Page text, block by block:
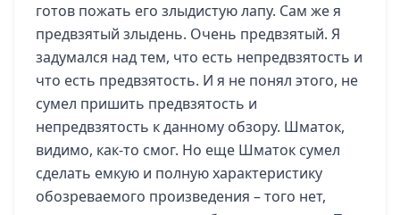
готов пожать его злыдистую лапу. Сам же я
предвзятый злыдень. Очень предвзятый. Я
задумался над тем, что есть непредвзятость и
что есть предвзятость. И я не понял этого, не
сумел пришить предвзятость и
непредвзятость к данному обзору. Шматок,
видимо, как-то смог. Но еще Шматок сумел
сделать емкую и полную характеристику
обозреваемого произведения – того нет,